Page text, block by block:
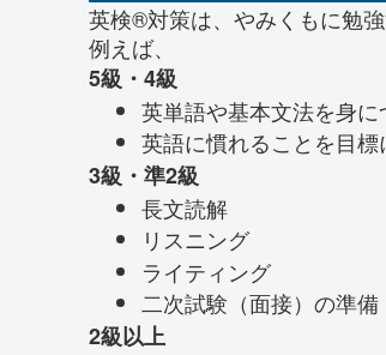
英検®対策は、やみくもに勉
例えば、
5級・4級
英単語や基本文法を身に
英語に慣れることを目標
3級・準2級
長文読解
リスニング
ライティング
二次試験（面接）の準備
2級以上